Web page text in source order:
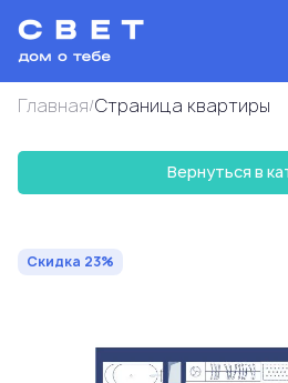
Главная/Cтраница квартиры
Вернуться в
55.7 м2
Ипотекаот 93 579 руб.
Скидка 23%